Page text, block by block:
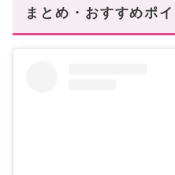
まとめ・おすすめポイ